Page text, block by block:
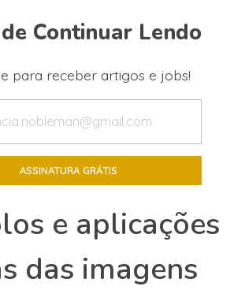
Continuar Lendo
para receber artigos e jobs!
e aplicações
das imagens